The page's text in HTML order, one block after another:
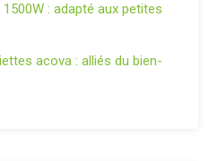
: adapté aux petites
acova : alliés du bien-